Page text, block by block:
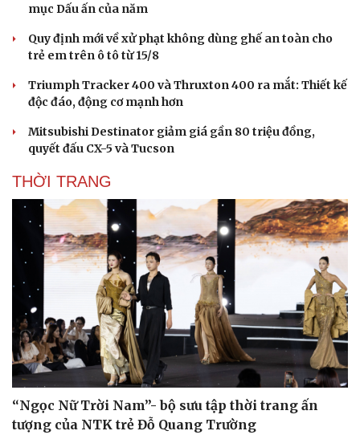
Sức khỏe
Dinh dưỡng - món ngon
Cây thuốc
Sản phụ khoa
Nhi khoa
Nam khoa
Làm đẹp - giảm cân
Đời sống
Nhà đẹp
Blog
Tình yêu - Gia đình
mục Dấu ấn của năm
Quy định mới về xử phạt không dùng ghế an toàn cho
trẻ em trên ô tô từ 15/8
Triumph Tracker 400 và Thruxton 400 ra mắt: Thiết kế
độc đáo, động cơ mạnh hơn
Mitsubishi Destinator giảm giá gần 80 triệu đồng,
quyết đấu CX-5 và Tucson
THỜI TRANG
“Ngọc Nữ Trời Nam”- bộ sưu tập thời trang ấn
tượng của NTK trẻ Đỗ Quang Trường